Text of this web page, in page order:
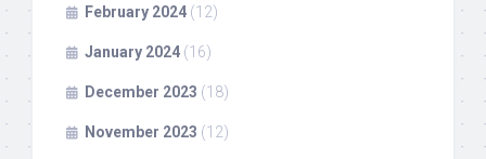
February 2024 (12)
January 2024 (16)
December 2023 (18)
November 2023 (12)